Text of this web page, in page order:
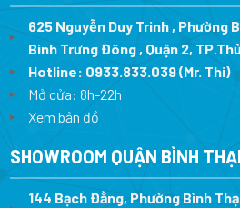
625 Nguyễn Duy Trinh , Phường
Bình Trưng Đông , Quận 2,
Hotline: 0933.833.039(Mr. Thi)
Mở cửa: 8h-22h
Xem bản đồ
SHOWROOM QUẬN BÌNH
144 Bạch Đằng, Phường Bình